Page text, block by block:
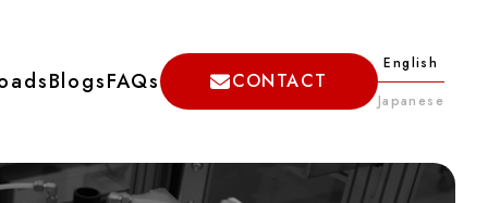
BlogsFAQs CONTACT
English
Japanese